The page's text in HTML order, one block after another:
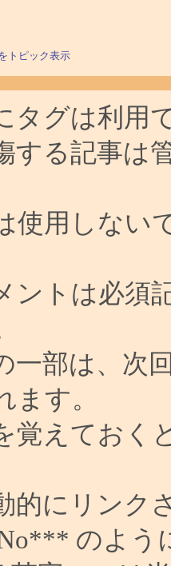
トピック表示
タグは利用
する記事は
使用しない
ントは必須
一部は、次
ます。
覚えておく
的にリンク
のよう